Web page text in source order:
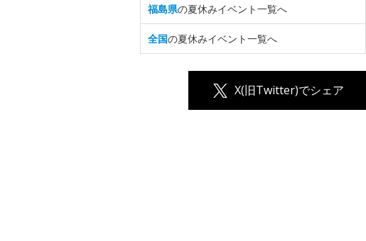
福島県の夏休みイベント一覧へ
全国の夏休みイベント一覧へ
X(旧Twitter)でシェア